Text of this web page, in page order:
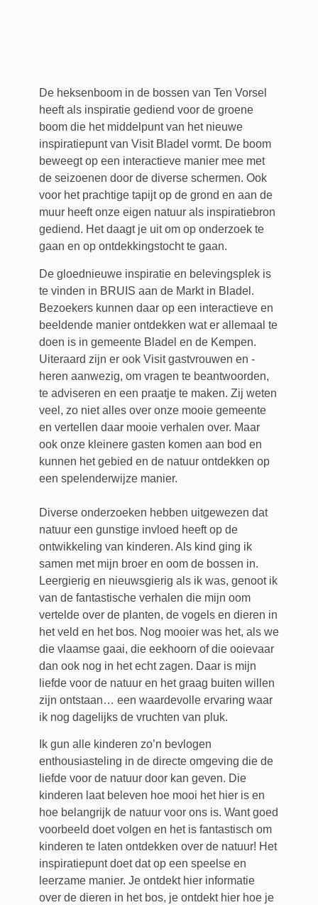
De heksenboom in de bossen van Ten Vorsel
heeft als inspiratie gediend voor de groene
boom die het middelpunt van het nieuwe
inspiratiepunt van Visit Bladel vormt. De boom
beweegt op een interactieve manier mee met
de seizoenen door de diverse schermen. Ook
voor het prachtige tapijt op de grond en aan de
muur heeft onze eigen natuur als inspiratiebron
gediend. Het daagt je uit om op onderzoek te
gaan en op ontdekkingstocht te gaan.
De gloednieuwe inspiratie en belevingsplek is
te vinden in BRUIS aan de Markt in Bladel.
Bezoekers kunnen daar op een interactieve en
beeldende manier ontdekken wat er allemaal te
doen is in gemeente Bladel en de Kempen.
Uiteraard zijn er ook Visit gastvrouwen en -
heren aanwezig, om vragen te beantwoorden,
te adviseren en een praatje te maken. Zij weten
veel, zo niet alles over onze mooie gemeente
en vertellen daar mooie verhalen over. Maar
ook onze kleinere gasten komen aan bod en
kunnen het gebied en de natuur ontdekken op
een spelenderwijze manier.
Diverse onderzoeken hebben uitgewezen dat
natuur een gunstige invloed heeft op de
ontwikkeling van kinderen. Als kind ging ik
samen met mijn broer en oom de bossen in.
Leergierig en nieuwsgierig als ik was, genoot ik
van de fantastische verhalen die mijn oom
vertelde over de planten, de vogels en dieren in
het veld en het bos. Nog mooier was het, als we
die vlaamse gaai, die eekhoorn of die ooievaar
dan ook nog in het echt zagen. Daar is mijn
liefde voor de natuur en het graag buiten willen
zijn ontstaan… een waardevolle ervaring waar
ik nog dagelijks de vruchten van pluk.
Ik gun alle kinderen zo’n bevlogen
enthousiasteling in de directe omgeving die de
liefde voor de natuur door kan geven. Die
kinderen laat beleven hoe mooi het hier is en
hoe belangrijk de natuur voor ons is. Want goed
voorbeeld doet volgen en het is fantastisch om
kinderen te laten ontdekken over de natuur! Het
inspiratiepunt doet dat op een speelse en
leerzame manier. Je ontdekt hier informatie
over de dieren in het bos, je ontdekt hier hoe je